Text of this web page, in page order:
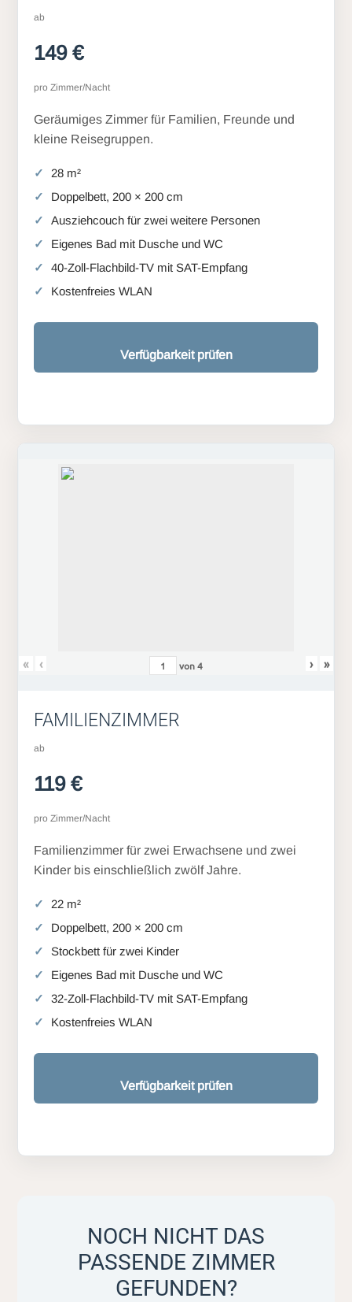
ab
149 €
pro Zimmer/Nacht
Geräumiges Zimmer für Familien, Freunde und
kleine Reisegruppen.
28 m²
Doppelbett, 200 × 200 cm
Ausziehcouch für zwei weitere Personen
Eigenes Bad mit Dusche und WC
40-Zoll-Flachbild-TV mit SAT-Empfang
Kostenfreies WLAN
Verfügbarkeit prüfen
« ‹ von4 › »
FAMILIENZIMMER
ab
119 €
pro Zimmer/Nacht
Familienzimmer für zwei Erwachsene und zwei
Kinder bis einschließlich zwölf Jahre.
22 m²
Doppelbett, 200 × 200 cm
Stockbett für zwei Kinder
Eigenes Bad mit Dusche und WC
32-Zoll-Flachbild-TV mit SAT-Empfang
Kostenfreies WLAN
Verfügbarkeit prüfen
NOCH NICHT DAS
PASSENDE ZIMMER
GEFUNDEN?